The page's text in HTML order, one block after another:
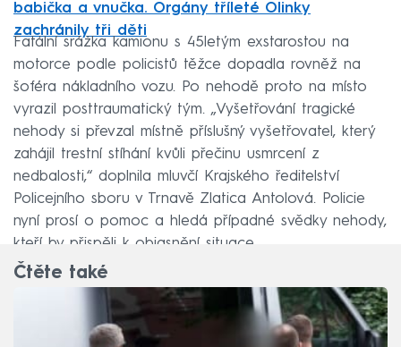
babička a vnučka. Orgány tříleté Olinky
zachránily tři děti
Fatální srážka kamionu s 45letým exstarostou na
motorce podle policistů těžce dopadla rovněž na
šoféra nákladního vozu. Po nehodě proto na místo
vyrazil posttraumatický tým. „Vyšetřování tragické
nehody si převzal místně příslušný vyšetřovatel, který
zahájil trestní stíhání kvůli přečinu usmrcení z
nedbalosti,“ doplnila mluvčí Krajského ředitelství
Policejního sboru v Trnavě Zlatica Antolová. Policie
nyní prosí o pomoc a hledá případné svědky nehody,
kteří by přispěli k objasnění situace.
Čtěte také